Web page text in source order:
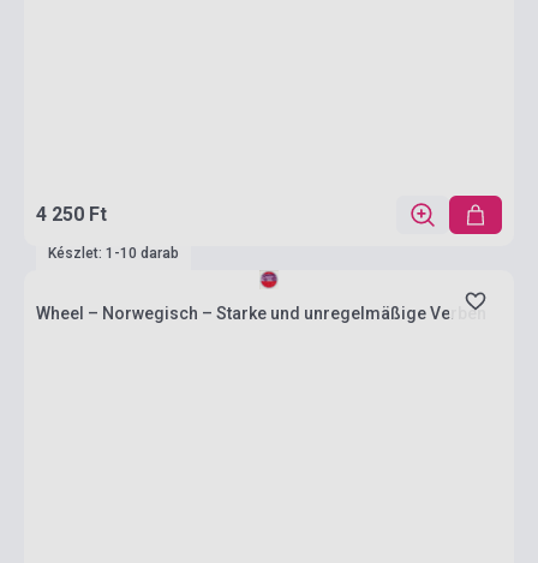
4 250 Ft
Készlet: 1-10 darab
Wheel – Norwegisch – Starke und unregelmäßige Verben